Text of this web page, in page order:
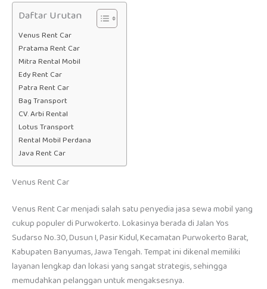
Daftar Urutan
Venus Rent Car
Pratama Rent Car
Mitra Rental Mobil
Edy Rent Car
Patra Rent Car
Bag Transport
CV. Arbi Rental
Lotus Transport
Rental Mobil Perdana
Java Rent Car
Venus Rent Car
Venus Rent Car menjadi salah satu penyedia jasa sewa mobil yang
cukup populer di Purwokerto. Lokasinya berada di Jalan Yos
Sudarso No.30, Dusun I, Pasir Kidul, Kecamatan Purwokerto Barat,
Kabupaten Banyumas, Jawa Tengah. Tempat ini dikenal memiliki
layanan lengkap dan lokasi yang sangat strategis, sehingga
memudahkan pelanggan untuk mengaksesnya.